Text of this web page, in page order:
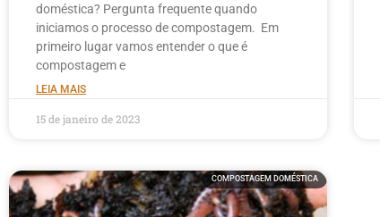
doméstica? Pergunta frequente quando
iniciamos o processo de compostagem. Em
primeiro lugar vamos entender o que é
compostagem e
LEIA MAIS
15 de janeiro de 2023
COMPOSTAGEM DOMÉSTICA